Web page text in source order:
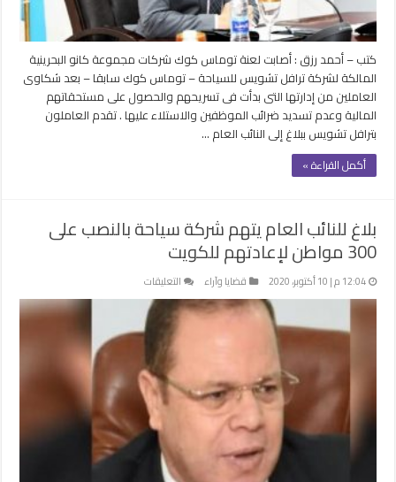
أمام
القضاء
واتهامات
لكانو
مغلقة
كتب – أحمد رزق : أصابت لعنة توماس كوك شركات مجموعة كانو البحرينية
المالكة لشركة ترافل تشويس للسياحة – توماس كوك سابقا – بعد شكاوى
العاملين من إدارتها التى بدأت فى تسريحهم والحصول على مستحقاتهم
المالية وعدم تسديد ضرائب الموظفين والاستلاء عليها . تقدم العاملون
بترافل تشويس ببلاغ إلى النائب العام …
أكمل القراءة »
بلاغ للنائب العام يتهم شركة سياحة بالنصب على
300 مواطن لإعادتهم للكويت
12:04 م | 10 أكتوبر، 2020 قضايا وآراء التعليقات
بلاغ
العام
شركة
سياحة
بالنصب
على
300
مواطن